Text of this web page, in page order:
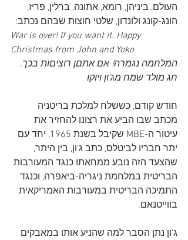
העולם, ביניהן, רומא, אתונה, ברלין, פריז,
הונג-קונג ולונדון, שלטי חוצות שבהם נכתב:
War is over! If you want it. Happy
Christmas from John and Yoko
המלחמה נגמרה! אם אתםן רוציםות בכך.
חג מולד שמח מג'ון ויוקו
חודש קודם, כששלח למלכת בריטניה
מכתב שבו הביע את רצונו להחזיר את
עיטור ה-MBE שקיבל בשנת 1965, יחד עם
יתר חבריו לביטלס, כתב ג'ון, בין היתר,
שהצעד הזה נובע ממחאתו כנגד המעורבות
הבריטית במלחמת ניגריה-ביאפרה, וכנגד
התמיכה הבריטית במעורבות האמריקאית
בווייטנאם.
ג'ון נתן הסבר למה שהניע אותו במאבקים